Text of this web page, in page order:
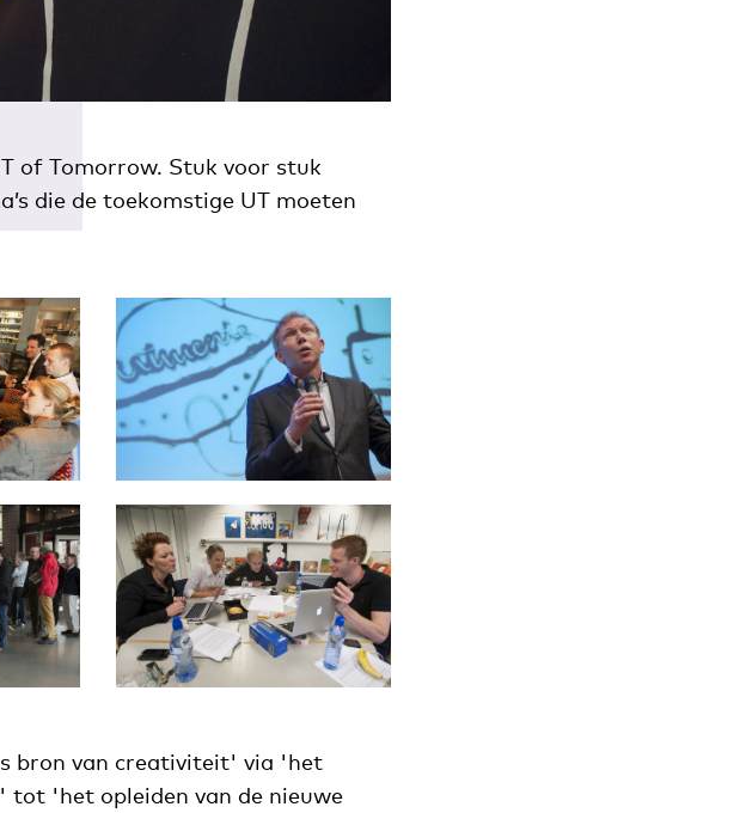
of Tomorrow. Stuk voor stuk
die de toekomstige UT moeten
bron van creativiteit' via 'het
tot 'het opleiden van de nieuwe